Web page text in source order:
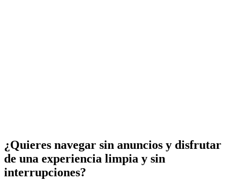
¿Quieres navegar sin anuncios y disfrutar
de una experiencia limpia y sin
interrupciones?